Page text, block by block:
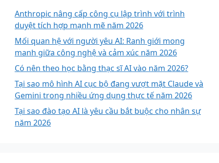
Anthropic nâng cấp công cụ lập trình với trình
duyệt tích hợp mạnh mẽ năm 2026
Mối quan hệ với người yêu AI: Ranh giới mong
manh giữa công nghệ và cảm xúc năm 2026
Có nên theo học bằng thạc sĩ AI vào năm 2026?
Tại sao mô hình AI cục bộ đang vượt mặt Claude và
Gemini trong nhiều ứng dụng thực tế năm 2026
Tại sao đào tạo AI là yêu cầu bắt buộc cho nhân sự
năm 2026